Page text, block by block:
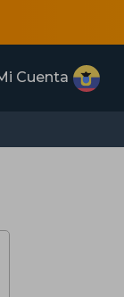
Cuenta